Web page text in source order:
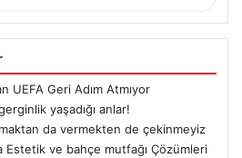
UEFA Geri Adım Atmıyor
yaşadığı anlar!
da vermekten de çekinmeyiz
Estetik ve bahçe mutfağı Çözümleri